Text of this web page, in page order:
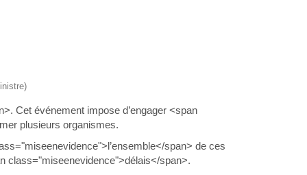
Cet événement impose d’engager <span
plusieurs organismes.
span> de ces
class="miseenevidence">délais</span>.